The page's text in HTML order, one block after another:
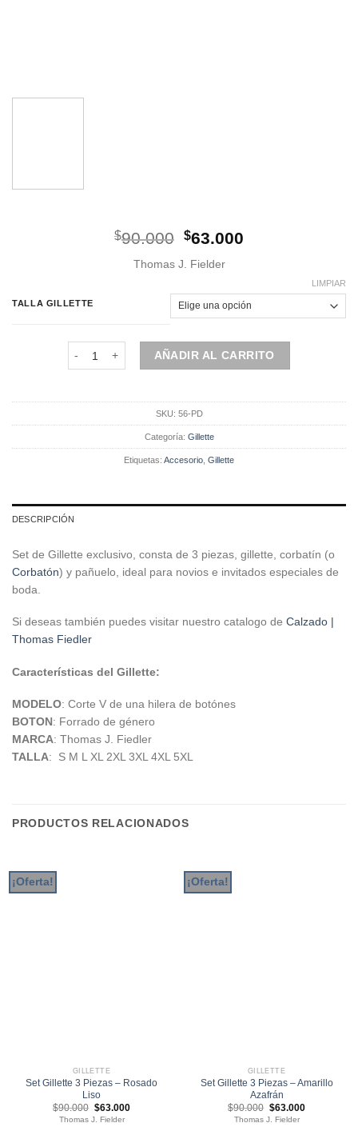
$90.000 El
original
$90.000.
$63.000
$63.000.
Thomas J. Fielder
TALLA GILLETTE
LIMPIAR
Set Gillette 3 Piezas - Palo Rosa con Diseño cantidad
AÑADIR AL CARRITO
SKU: 56-PD
Categoría: Gillette
Etiquetas: Accesorio Gillette
DESCRIPCIÓN
Set de Gillette exclusivo, consta de 3 piezas, gillette, corbatín (o
Corbatón) y pañuelo, ideal para novios e invitados especiales de
boda.
Si deseas también puedes visitar nuestro catalogo de Calzado |
Thomas Fiedler
Características del Gillette:
MODELO: Corte V de una hilera de botónes
BOTON: Forrado de género
MARCA: Thomas J. Fiedler
TALLA: S M L XL 2XL 3XL 4XL 5XL
PRODUCTOS RELACIONADOS
¡Oferta!
GILLETTE
Set Gillette 3 Piezas – Rosado
Liso
$90.000 El
precio
original
$63.000El
Thomas J. Fielder
¡Oferta!
GILLETTE
Set Gillette 3 Piezas – Amarillo
Azafrán
$90.000 El
precio
original
$63.000El
Thomas J. Fielder